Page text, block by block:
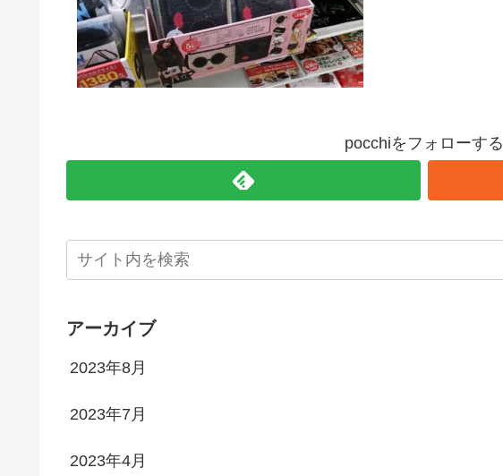
pocchiをフォローする
アーカイブ
2023年8月
2023年7月
2023年4月